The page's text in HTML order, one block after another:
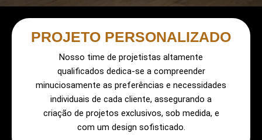
PROJETO PERSONALIZADO
Nosso time de projetistas altamente
qualificados dedica-se a compreender
minuciosamente as preferências e necessidades
individuais de cada cliente, assegurando a
criação de projetos exclusivos, sob medida, e
com um design sofisticado.